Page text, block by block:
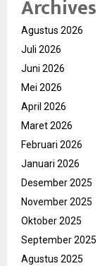
Archives
Agustus 2026
Juli 2026
Juni 2026
Mei 2026
April 2026
Maret 2026
Februari 2026
Januari 2026
Desember 2025
November 2025
Oktober 2025
September 2025
Agustus 2025